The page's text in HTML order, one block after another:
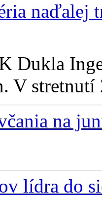
naďalej
Dukla
V stretnutí
na
lídra do